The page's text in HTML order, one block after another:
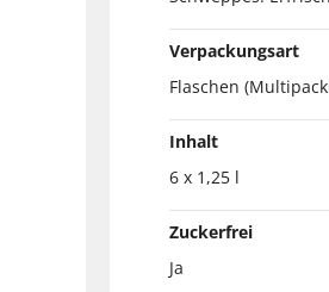
Verpackungsart
Flaschen
Inhalt
6 x 1,25 l
Zuckerfrei
Ja